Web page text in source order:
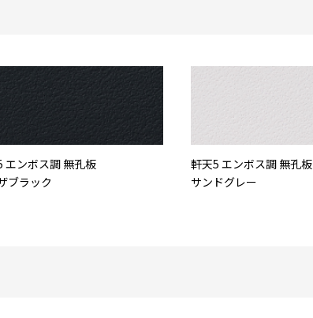
エンボス調 無孔板
ブラック
軒天5 エンボス調 無孔板
サンドグレー